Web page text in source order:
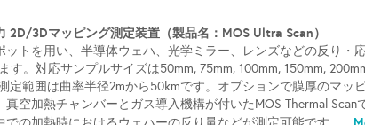
2D/3Dマッピング測定装置（製品名：MOS Ultra Scan）
ットを用い、半導体ウェハ、光学ミラー、レンズなどの反り・
す。対応サンプルサイズは50mm, 75mm, 100mm, 150mm,
定範囲は曲率半径2mから50kmです。オプションで膜厚のマッ
真空加熱チャンバーとガス導入機構が付いたMOS Thermal Scan